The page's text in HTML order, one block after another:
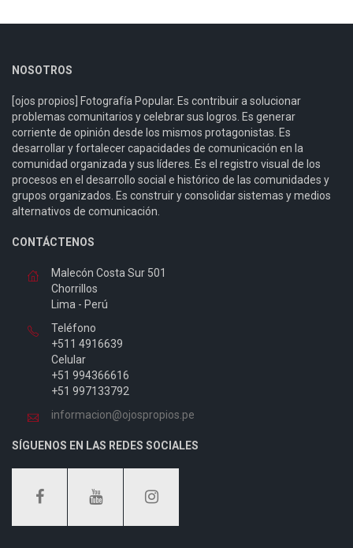
NOSOTROS
[ojos propios] Fotografía Popular. Es contribuir a solucionar
problemas comunitarios y celebrar sus logros. Es generar
corriente de opinión desde los mismos protagonistas. Es
desarrollar y fortalecer capacidades de comunicación en la
comunidad organizada y sus líderes. Es el registro visual de los
procesos en el desarrollo social e histórico de las comunidades y
grupos organizados. Es construir y consolidar sistemas y medios
alternativos de comunicación.
CONTÁCTENOS
Malecón Costa Sur 501
Chorrillos
Lima - Perú
Teléfono
+511 4916639
Celular
+51 994366616
+51 997133792
informacion@ojospropios.pe
SÍGUENOS EN LAS REDES SOCIALES